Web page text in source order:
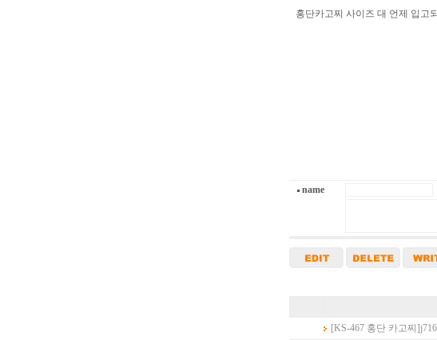
홍단카고찌 사이즈 대 언제 입고
name
[KS-467 홍단 카고찌]